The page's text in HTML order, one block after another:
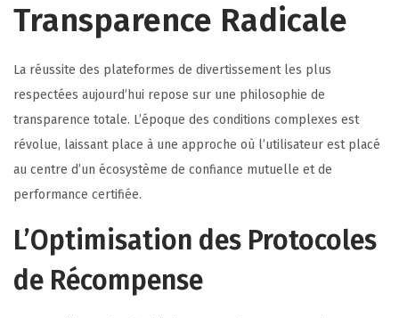
Transparence Radicale
La réussite des plateformes de divertissement les plus
respectées aujourd’hui repose sur une philosophie de
transparence totale. L’époque des conditions complexes est
révolue, laissant place à une approche où l’utilisateur est placé
au centre d’un écosystème de confiance mutuelle et de
performance certifiée.
L’Optimisation des Protocoles
de Récompense